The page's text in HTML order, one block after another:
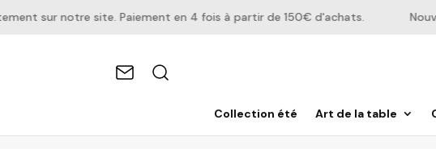
sur notre site. Paiement en 4 fois à partir de 150€ d'achats.
Collection été Art de la table